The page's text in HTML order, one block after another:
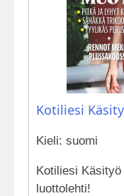
Kotiliesi
Kieli: suomi
Kotiliesi
luottolehti!